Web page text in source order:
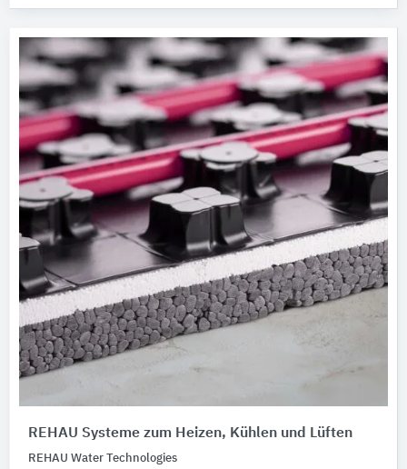
REHAU Systeme zum Heizen, Kühlen und Lüften
REHAU Water Technologies